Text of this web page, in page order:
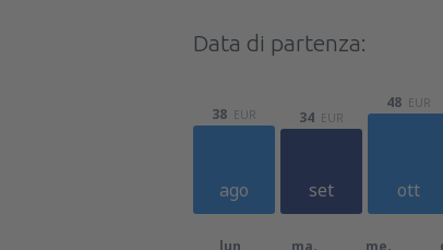
Data di partenza:
ago
38 EUR
set
34 EUR
ott
48 EUR
lun ma. me.